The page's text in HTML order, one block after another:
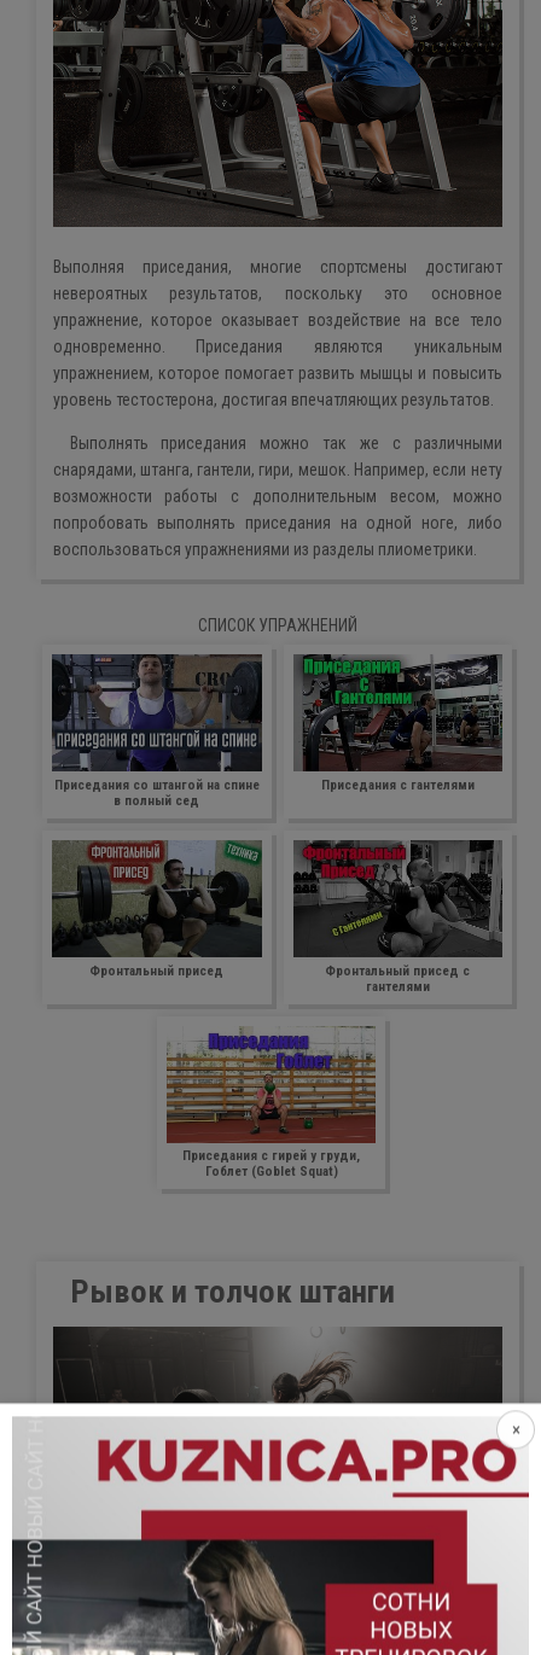
Выполняя приседания, многие спортсмены достигают
невероятных результатов, поскольку это основное
упражнение, которое оказывает воздействие на все тело
одновременно. Приседания являются уникальным
упражнением, которое помогает развить мышцы и повысить
уровень тестостерона, достигая впечатляющих результатов.
Выполнять приседания можно так же с различными
снарядами, штанга, гантели, гири, мешок. Например, если нету
возможности работы с дополнительным весом, можно
попробовать выполнять приседания на одной ноге, либо
воспользоваться упражнениями из разделы плиометрики.
СПИСОК УПРАЖНЕНИЙ
Приседания со штангой на спине
в полный сед
Приседания с гантелями
Фронтальный присед
Фронтальный присед с
гантелями
Приседания с гирей у груди,
Гоблет (Goblet Squat)
Рывок и толчок штанги
×